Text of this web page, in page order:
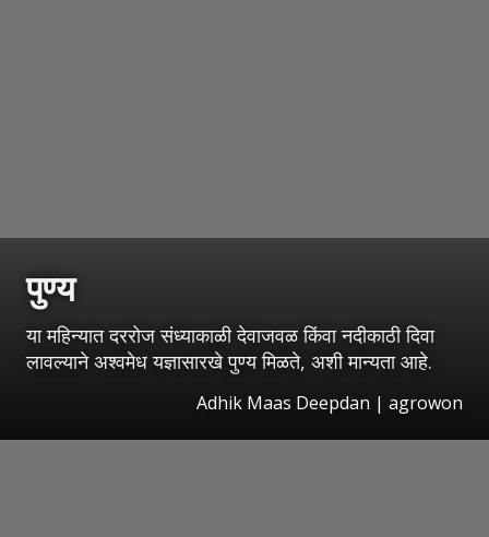
पुण्य
या महिन्यात दररोज संध्याकाळी देवाजवळ किंवा नदीकाठी दिवा
लावल्याने अश्वमेध यज्ञासारखे पुण्य मिळते, अशी मान्यता आहे.
Adhik Maas Deepdan | agrowon